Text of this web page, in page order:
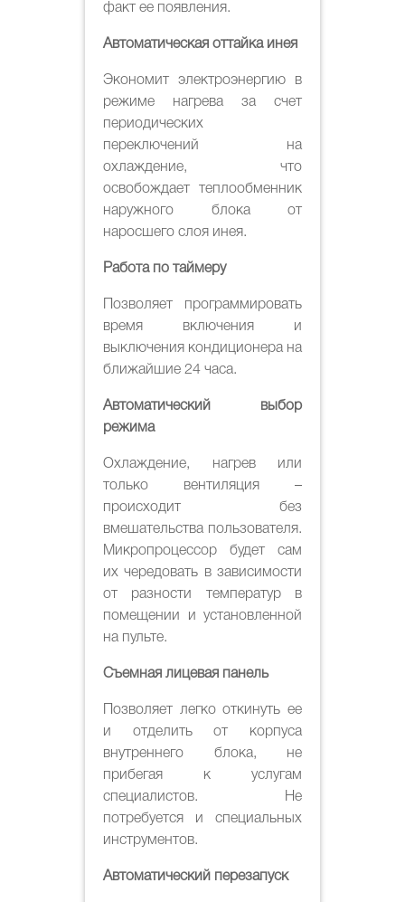
факт ее появления.
Автоматическая оттайка инея
Экономит электроэнергию в
режиме нагрева за счет
периодических
переключений на
охлаждение, что
освобождает теплообменник
наружного блока от
наросшего слоя инея.
Работа по таймеру
Позволяет программировать
время включения и
выключения кондиционера на
ближайшие 24 часа.
Автоматический выбор
режима
Охлаждение, нагрев или
только вентиляция –
происходит без
вмешательства пользователя.
Микропроцессор будет сам
их чередовать в зависимости
от разности температур в
помещении и установленной
на пульте.
Съемная лицевая панель
Позволяет легко откинуть ее
и отделить от корпуса
внутреннего блока, не
прибегая к услугам
специалистов. Не
потребуется и специальных
инструментов.
Автоматический перезапуск